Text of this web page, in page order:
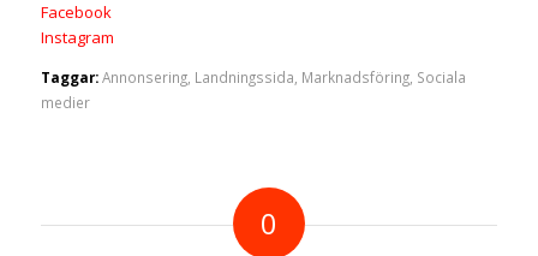
Facebook
Instagram
Taggar: Annonsering, Landningssida Marknadsföring, Sociala
medier
0